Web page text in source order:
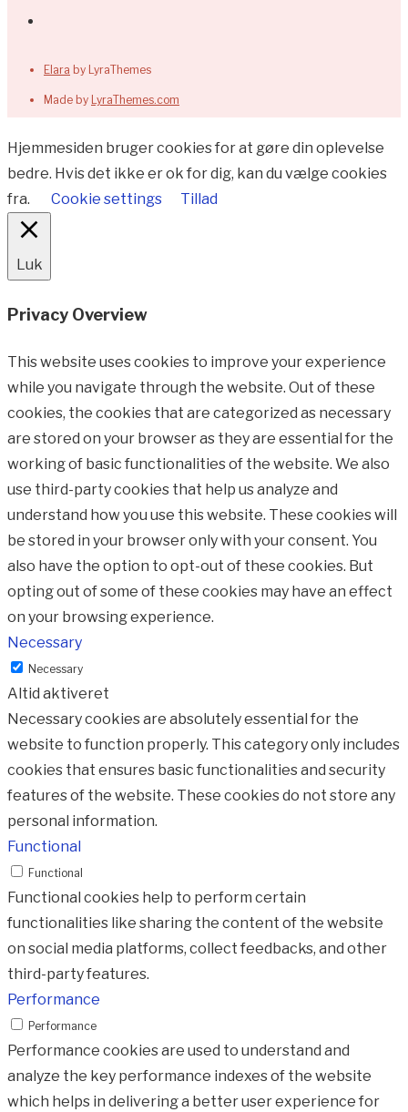
Elara by LyraThemes
Made by LyraThemes.com
Hjemmesiden bruger cookies for at gøre din oplevelse
bedre. Hvis det ikke er ok for dig, kan du vælge cookies
fra.
Cookie settings Tillad
Luk
Privacy Overview
This website uses cookies to improve your experience
while you navigate through the website. Out of these
cookies, the cookies that are categorized as necessary
are stored on your browser as they are essential for the
working of basic functionalities of the website. We also
use third-party cookies that help us analyze and
understand how you use this website. These cookies will
be stored in your browser only with your consent. You
also have the option to opt-out of these cookies. But
opting out of some of these cookies may have an effect
on your browsing experience.
Necessary
Necessary
Altid aktiveret
Necessary cookies are absolutely essential for the
website to function properly. This category only includes
cookies that ensures basic functionalities and security
features of the website. These cookies do not store any
personal information.
Functional
Functional
Functional cookies help to perform certain
functionalities like sharing the content of the website
on social media platforms, collect feedbacks, and other
third-party features.
Performance
Performance
Performance cookies are used to understand and
analyze the key performance indexes of the website
which helps in delivering a better user experience for